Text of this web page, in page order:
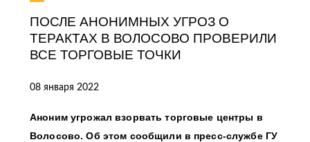
ПОСЛЕ АНОНИМНЫХ УГРОЗ О
ТЕРАКТАХ В ВОЛОСОВО ПРОВЕРИЛИ
ВСЕ ТОРГОВЫЕ ТОЧКИ
08 января 2022
Аноним угрожал взорвать торговые центры в
Волосово. Об этом сообщили в пресс-службе ГУ